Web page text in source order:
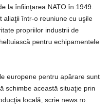
la înfiinţarea NATO în 1949.
aliaţii într-o reuniune cu uşile
propriilor industrii de
pentru echipamentele
europene pentru apărare sunt
schimbe această situaţie prin
locală, scrie news.ro.